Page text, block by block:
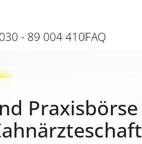
- 89 004 410FAQ